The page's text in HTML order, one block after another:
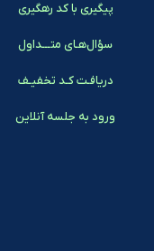
پیگیری با کد رهگیری
سؤال‌هـای متـــداول
دریافـت کـد تخفیـف
ورود به جلسه آنلاین